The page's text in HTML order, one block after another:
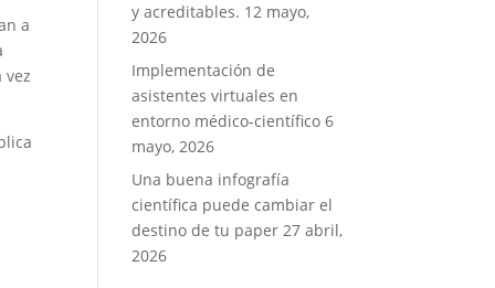
a
vez
y acreditables. 12 mayo,
2026
Implementación de
asistentes virtuales en
entorno médico-científico 6
mayo, 2026
Una buena infografía
científica puede cambiar el
destino de tu paper 27 abril,
2026